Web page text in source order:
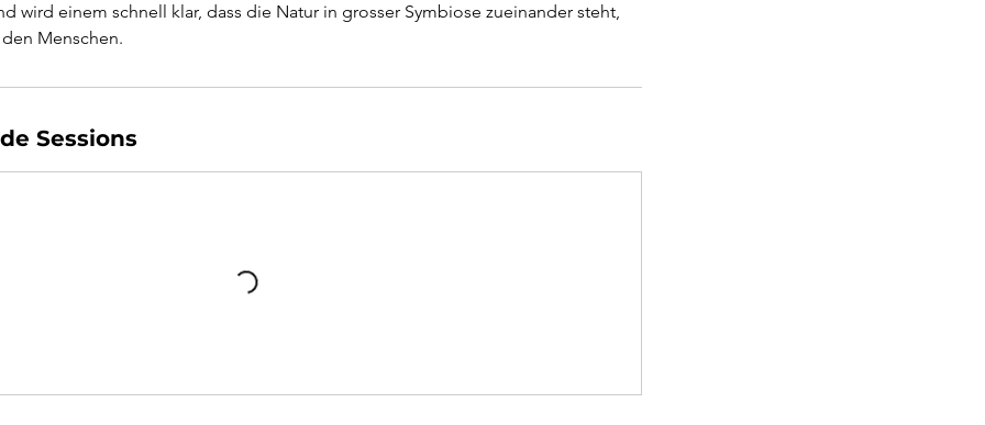
wird einem schnell klar, dass die Natur in grosser Symbiose zueinander steht,
Menschen.
Sessions